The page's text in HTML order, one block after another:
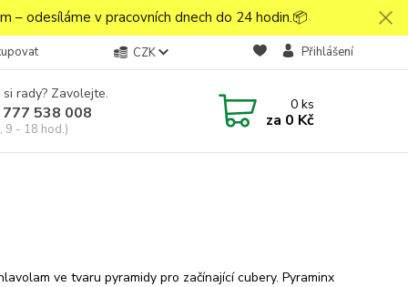
– odesíláme v pracovních dnech do 24 hodin.📦
CZK Přihlášení
rady? Zavolejte.
538 008
9 - 18 hod.)
0ks
za 0 Kč
ve tvaru pyramidy pro začínající cubery. Pyraminx